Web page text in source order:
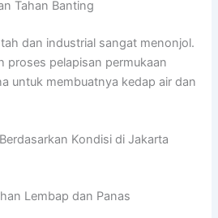
Tahan Banting
dan industrial sangat menonjol.
proses pelapisan permukaan
untuk membuatnya kedap air dan
Kondisi di Jakarta
Lembap dan Panas